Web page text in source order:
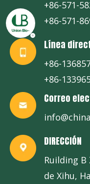
+86-571-
+86-571-
Línea
+86-
+86-
Correo
DIRECCIÓN
Ruilding
de Xihu,